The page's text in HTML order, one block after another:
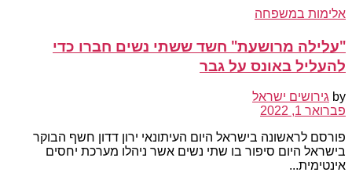
אלימות במשפחה
"עלילה מרושעת" חשד ששתי נשים חברו כדי
להעליל באונס על גבר
by גירושים ישראל
פברואר 1, 2022
פורסם לראשונה בישראל היום העיתונאי ירון דדון חשף הבוקר
בישראל היום סיפור בו שתי נשים אשר ניהלו מערכת יחסים
אינטימית...